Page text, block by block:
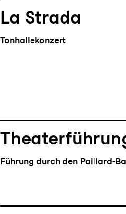
La Strada
Tonhallekonzert
Führung durch den Paillard-